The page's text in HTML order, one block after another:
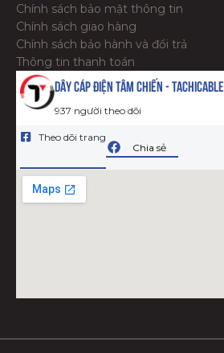
Chính sách bảo mật thông tin
Chính sách giao hàng
Chính sách bảo hành và đổi trả
Thông tin thanh toán
Dây Cáp Điện Tâm Chiến - Tachicable
937 người theo dõi
Theo dõi trang
Chia sẻ